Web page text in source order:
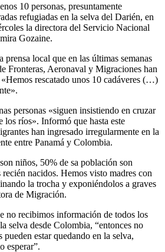
10 personas, presuntamente
refugiadas en la selva del Darién, en
la directora del Servicio Nacional
Gozaine.
local que en las últimas semanas
Fronteras, Aeronaval y Migraciones han
rescatado unos 10 cadáveres (…)
personas «siguen insistiendo en cruzar
los ríos». Informó que hasta este
han ingresado irregularmente en la
entre Panamá y Colombia.
niños, 50% de sa población son
recién nacidos. Hemos visto madres con
la trocha y exponiéndolos a graves
de Migración.
no recibimos información de todos los
selva desde Colombia, “entonces no
pueden estar quedando en la selva,
esperar”.